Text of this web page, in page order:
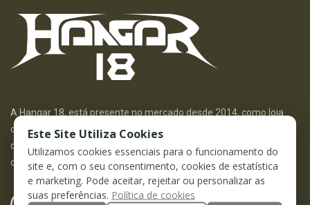
A Hangar 18, está presente no mercado desde 2014, como loja
online. atualmente já dispomos de loja física, localizada na cidade
de Aveiro. Comercializamos equipamento militar e outdoor, bem
como artigos de airsoft e militares, para uso recreativo.
Horário das chamadas
Este Site Utiliza Cookies
Utilizamos cookies essenciais para o funcionamento do
site e, com o seu consentimento, cookies de estatística
e marketing. Pode aceitar, rejeitar ou personalizar as
suas preferências. Política de cookies